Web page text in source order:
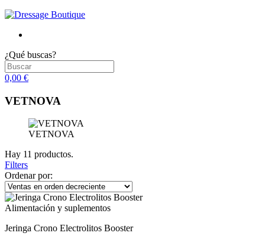
¿Qué buscas?
0,00 €
VETNOVA
VETNOVA
Hay 11 productos.
Filters
Ordenar por:
Alimentación y suplementos
Jeringa Crono Electrolitos Booster